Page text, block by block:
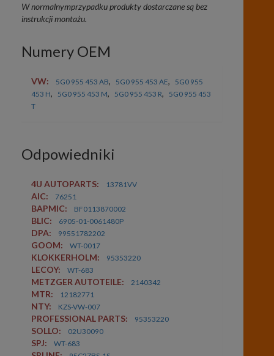
W normalnymprzypadku produkty dostarczane są bez
instrukcji montażu.
Numery OEM
VW: 5G0 955 453 AB, 5G0 955 453 AE,
5G0 955
453 H, 5G0 955 453 M, 5G0 955 453 R,
5G0 955 453
T
Odpowiedniki
4U AUTOPARTS: 13781VV
AIC: 76251
BAPMIC: BF0113870002
BLIC: 6905-01-0061480P
DPA: 99551782202
GOOM: WT-0017
KLOKKERHOLM: 95353220
LECOY: WT-683
METZGER AUTOTEILE: 2140342
MTR: 12182771
NTY: KZS-VW-007
PROFESSIONAL PARTS: 95353220
SOLLO: 02U30090
SPJ: WT-683